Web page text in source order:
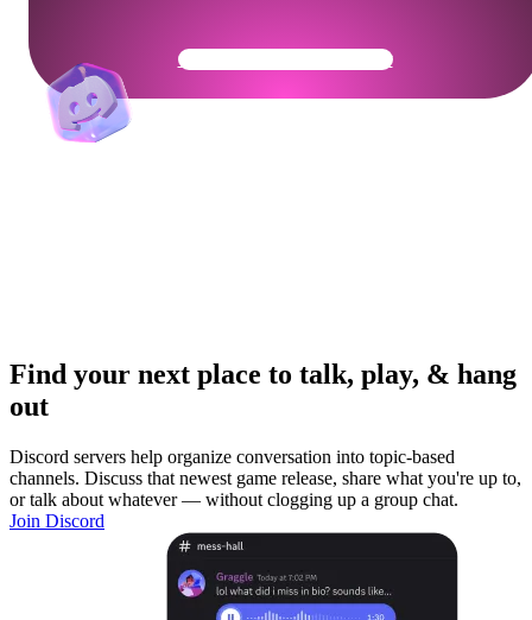
Get Your Community Ready
Find your next place to talk, play, & hang
out
Discord servers help organize conversation into topic-based
channels. Discuss that newest game release, share what you're up to,
or talk about whatever — without clogging up a group chat.
Join Discord